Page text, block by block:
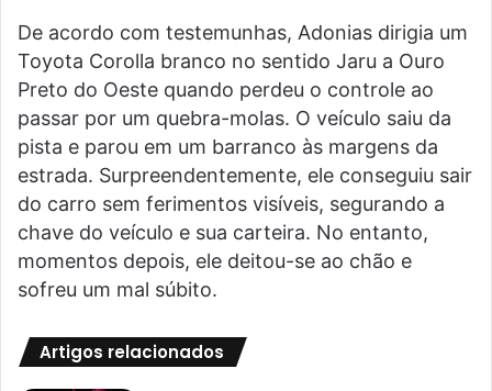
De acordo com testemunhas, Adonias dirigia um
Toyota Corolla branco no sentido Jaru a Ouro
Preto do Oeste quando perdeu o controle ao
passar por um quebra-molas. O veículo saiu da
pista e parou em um barranco às margens da
estrada. Surpreendentemente, ele conseguiu sair
do carro sem ferimentos visíveis, segurando a
chave do veículo e sua carteira. No entanto,
momentos depois, ele deitou-se ao chão e
sofreu um mal súbito.
Artigos relacionados